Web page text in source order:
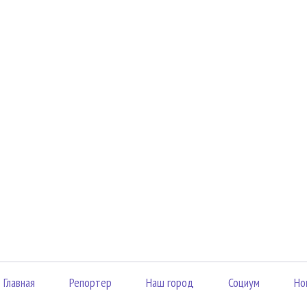
Главная Репортер Наш город Социум